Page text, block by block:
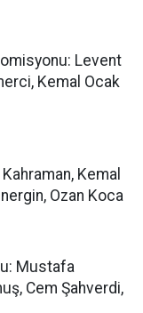
Levent
Kemal Ocak
Kemal
Ozan Koca
Mustafa
Cem Şahverdi,